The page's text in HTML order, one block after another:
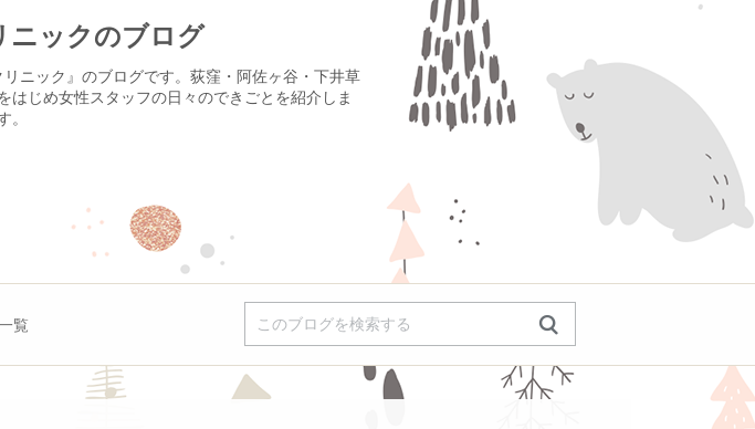
ニックのブログ
ニック』のブログです。荻窪・阿佐ヶ谷・下井草
じめ女性スタッフの日々のできごとを紹介しま
。
覧